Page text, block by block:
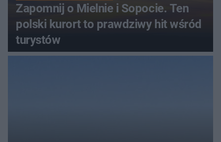
Zapomnij o Mielnie i Sopocie. Ten
polski kurort to prawdziwy hit wśród
turystów